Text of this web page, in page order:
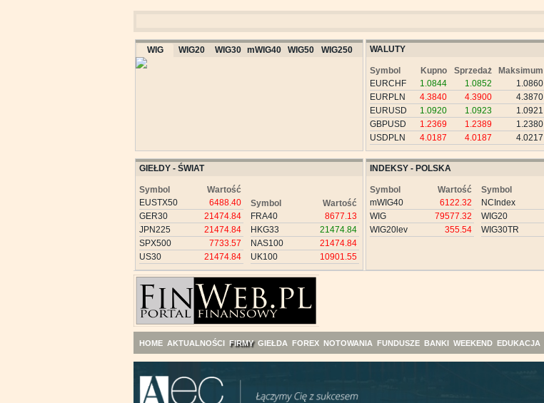
WIG WIG20 WIG30 mWIG40 WIG50 WIG250 WALUTY
Symbol Kupno Sprzedaż Maksimum
EURCHF
1.0844 1.0852 1.0860
EURPLN
4.3840 4.3900 4.3870
EURUSD
1.0920 1.0923 1.0921
GBPUSD
1.2369 1.2389 1.2380
USDPLN
4.0187 4.0187 4.0217
GIEŁDY - ŚWIAT
Symbol
Wartość
EUSTX50
6488.40
GER30
21474.84
JPN225
21474.84
SPX500
7733.57
US30
21474.84
Symbol
Wartość
FRA40
8677.13
HKG33
21474.84
NAS100
21474.84
UK100
10901.55
INDEKSY - POLSKA
Symbol
Wartość
mWIG40
6122.32
WIG
79577.32
WIG20lev
355.54
Symbol
NCIndex
WIG20
WIG30TR
HOME AKTUALNOŚCI FIRMY GIEŁDA FOREX NOTOWANIA FUNDUSZE BANKI WEEKEND EDUKACJA